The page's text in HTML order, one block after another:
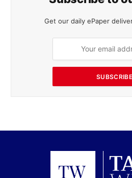
Get our daily ePaper
SUBSCRIBE